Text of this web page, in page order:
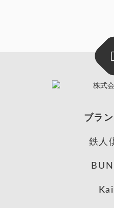
ブラ
鉄人